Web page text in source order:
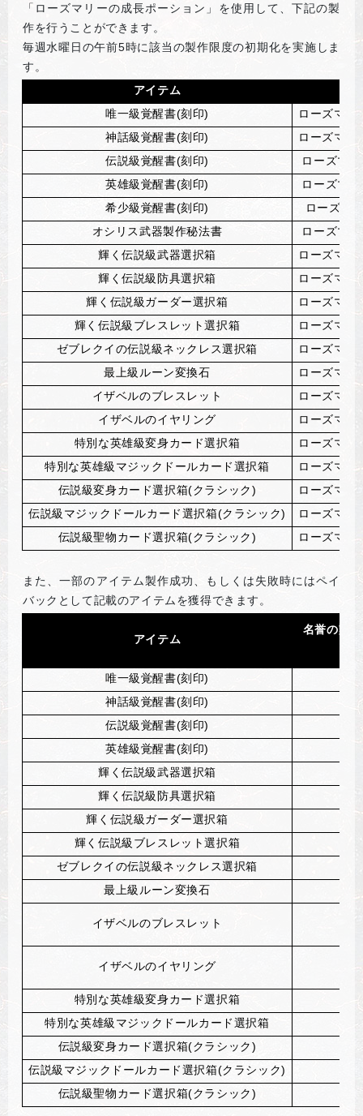
「ローズマリーの成長ポーション」を使用して、下記の製
作を行うことができます。
毎週水曜日の午前5時に該当の製作限度の初期化を実施しま
す。
アイテム
唯一級覚醒書(刻印)
ローズマリ
神話級覚醒書(刻印)
ローズマリ
伝説級覚醒書(刻印)
ローズマ
英雄級覚醒書(刻印)
ローズマ
希少級覚醒書(刻印)
ローズマ
オシリス武器製作秘法書
ローズマ
輝く伝説級武器選択箱
ローズマリ
輝く伝説級防具選択箱
ローズマリ
輝く伝説級ガーダー選択箱
ローズマリ
輝く伝説級ブレスレット選択箱
ローズマリ
ゼブレクイの伝説級ネックレス選択箱
ローズマリ
最上級ルーン変換石
ローズマリ
イザベルのブレスレット
ローズマリ
イザベルのイヤリング
ローズマリ
特別な英雄級変身カード選択箱
ローズマリ
特別な英雄級マジックドールカード選択箱
ローズマリ
伝説級変身カード選択箱(クラシック)
ローズマリ
伝説級マジックドールカード選択箱(クラシック)
ローズマリ
伝説級聖物カード選択箱(クラシック)
ローズマリ
また、一部のアイテム製作成功、もしくは失敗時にはペイ
バックとして記載のアイテムを獲得できます。
アイテム
名誉の勲
唯一級覚醒書(刻印)
神話級覚醒書(刻印)
伝説級覚醒書(刻印)
英雄級覚醒書(刻印)
輝く伝説級武器選択箱
輝く伝説級防具選択箱
輝く伝説級ガーダー選択箱
輝く伝説級ブレスレット選択箱
ゼブレクイの伝説級ネックレス選択箱
最上級ルーン変換石
イザベルのブレスレット
イザベルのイヤリング
特別な英雄級変身カード選択箱
特別な英雄級マジックドールカード選択箱
伝説級変身カード選択箱(クラシック)
伝説級マジックドールカード選択箱(クラシック)
伝説級聖物カード選択箱(クラシック)